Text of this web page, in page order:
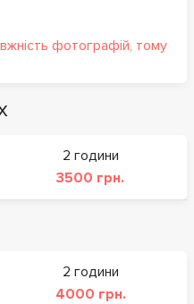
фотографій, тому
2 години
3500 грн.
2 години
4000 грн.